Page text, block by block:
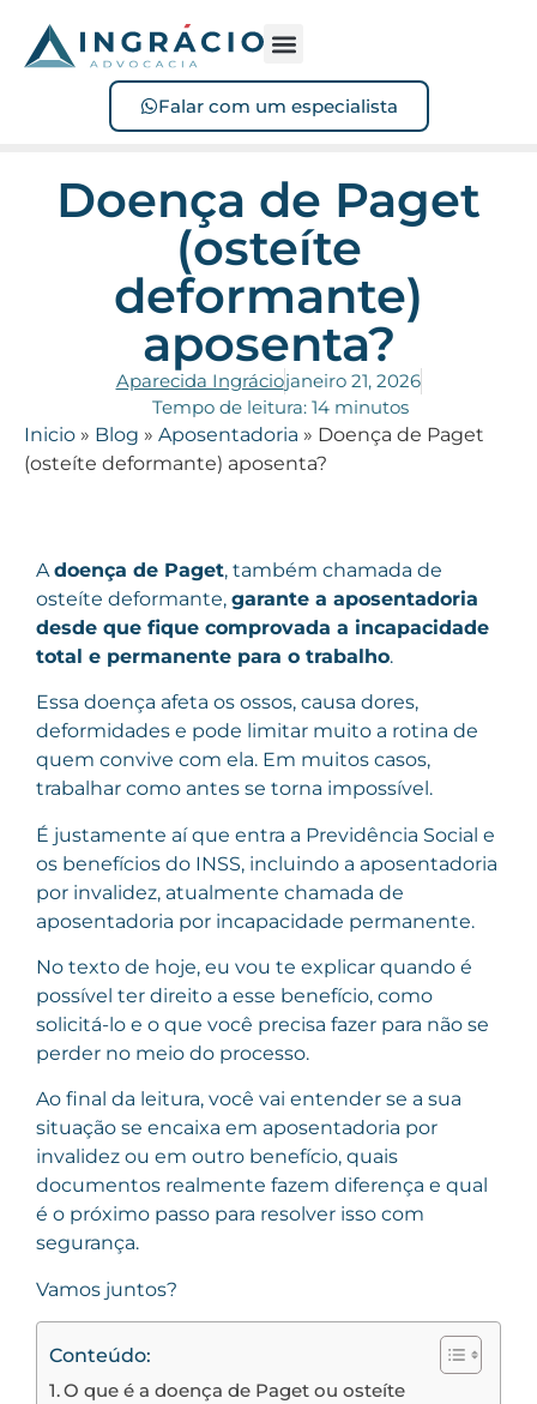
Falar com um especialista
Doença de Paget
(osteíte
deformante)
aposenta?
Aparecida Ingráciojaneiro 21, 2026
Tempo de leitura: 14 minutos
Inicio » Blog » Aposentadoria » Doença de Paget
(osteíte deformante) aposenta?
A doença de Paget, também chamada de
osteíte deformante, garante a aposentadoria
desde que fique comprovada a incapacidade
total e permanente para o trabalho.
Essa doença afeta os ossos, causa dores,
deformidades e pode limitar muito a rotina de
quem convive com ela. Em muitos casos,
trabalhar como antes se torna impossível.
É justamente aí que entra a Previdência Social e
os benefícios do INSS, incluindo a aposentadoria
por invalidez, atualmente chamada de
aposentadoria por incapacidade permanente.
No texto de hoje, eu vou te explicar quando é
possível ter direito a esse benefício, como
solicitá-lo e o que você precisa fazer para não se
perder no meio do processo.
Ao final da leitura, você vai entender se a sua
situação se encaixa em aposentadoria por
invalidez ou em outro benefício, quais
documentos realmente fazem diferença e qual
é o próximo passo para resolver isso com
segurança.
Vamos juntos?
Conteúdo:
O que é a doença de Paget ou osteíte